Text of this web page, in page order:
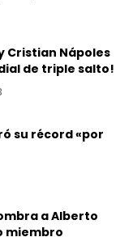
Cristian Nápoles
de triple salto!
su récord «por
a Alberto
miembro